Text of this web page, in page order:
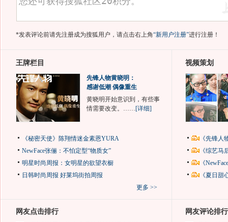
*发表评论前请先注册成为搜狐用户，请点击右上角“新用户注册”进行注册！
王牌栏目
先锋人物黄晓明：
感谢低潮 偶像重生
黄晓明开始意识到，有些事
情需要改变。……[详细]
《秘密天使》陈翔情迷金素恩YURA
NewFace张俪：不怕定型“物质女”
明星时尚周报：女明星的欲望衣橱
日韩时尚周报 好莱坞街拍周报
更多 >>
视频策划
《先锋
《综艺
《
《夏日
网友点击排行 网友评论排行